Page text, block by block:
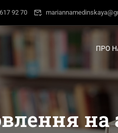
92 70
ПРО
на